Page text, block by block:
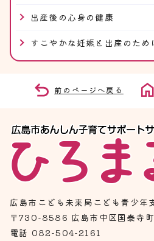
出産後の心身の健康
すこやかな妊娠と出産のため
前のページへ戻る
広島市こども未来局こども青少年
〒730-8586 広島市中区国泰寺
電話 082-504-2161